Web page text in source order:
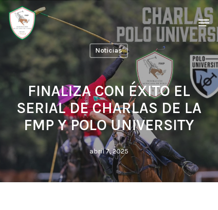
Skip
main
Noticias
FINALIZA CON ÉXITO EL
SERIAL DE CHARLAS DE LA
FMP Y POLO UNIVERSITY
abril 7, 2025